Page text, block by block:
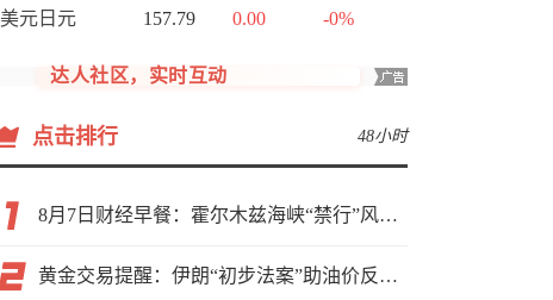
美元日元 157.79 0.00 -0%
达人社区，实时互动
点击排行 48小时
8月7日财经早餐：霍尔木兹海峡“禁行”风波再起，油价急涨金价承压，非农夜市场博弈加剧
黄金交易提醒：伊朗“初步法案”助油价反弹逾3%，金价小幅承压，非农重磅来袭！